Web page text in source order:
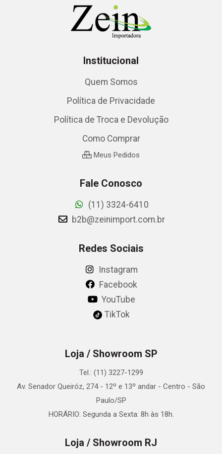
Institucional
Quem Somos
Política de Privacidade
Política de Troca e Devolução
Como Comprar
Meus Pedidos
Fale Conosco
(11) 3324-6410
b2b@zeinimport.com.br
Redes Sociais
Instagram
Facebook
YouTube
TikTok
Loja / Showroom SP
Tel.: (11) 3227-1299
Av. Senador Queiróz, 274 - 12º e 13º andar - Centro - São
Paulo/SP
HORÁRIO: Segunda a Sexta: 8h às 18h.
Loja / Showroom RJ